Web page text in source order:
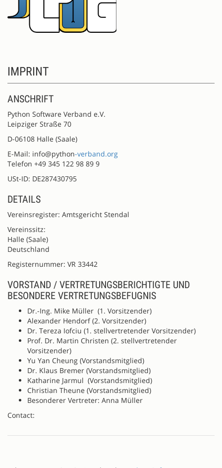
IMPRINT
ANSCHRIFT
Python Software Verband e.V.
Leipziger Straße 70
D-06108 Halle (Saale)
E-Mail: info@python-verband.org
Telefon +49 345 122 98 89 9
USt-ID: DE287430795
DETAILS
Vereinsregister: Amtsgericht Stendal
Vereinssitz:
Halle (Saale)
Deutschland
Registernummer: VR 33442
VORSTAND / VERTRETUNGSBERICHTIGTE UND
BESONDERE VERTRETUNGSBEFUGNIS
Dr.-Ing. Mike Müller (1. Vorsitzender)
Alexander Hendorf (2. Vorsitzender)
Dr. Tereza Iofciu (1. stellvertretender Vorsitzender)
Prof. Dr. Martin Christen (2. stellvertretender
Vorsitzender)
Yu Yan Cheung (Vorstandsmitglied)
Dr. Klaus Bremer (Vorstandsmitglied)
Katharine Jarmul (Vorstandsmitglied)
Christian Theune (Vorstandsmitglied)
Besonderer Vertreter: Anna Müller
Contact: